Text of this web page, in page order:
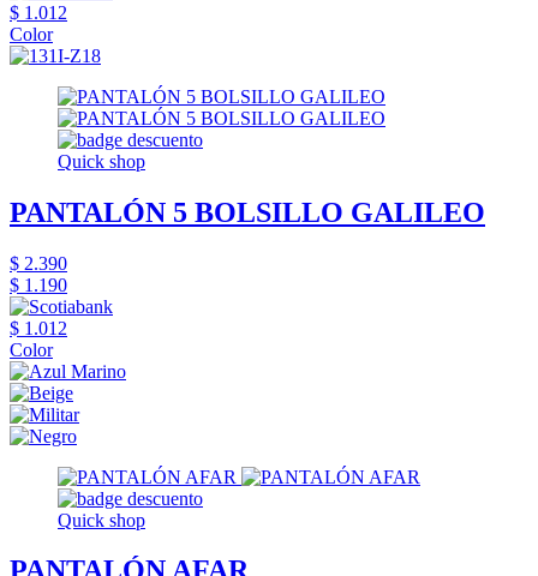
$ 1.012
Color
Quick shop
PANTALÓN 5 BOLSILLO GALILEO
$ 2.390
$ 1.190
$ 1.012
Color
Quick shop